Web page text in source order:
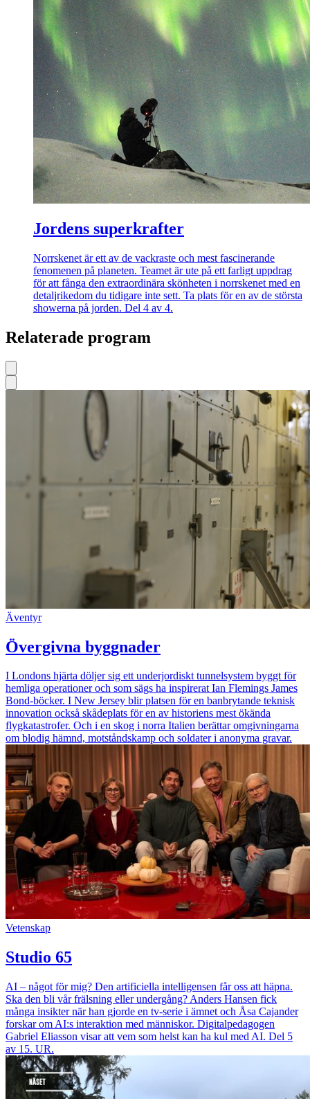
Jordens superkrafter
Norrskenet är ett av de vackraste och mest fascinerande
fenomenen på planeten. Teamet är ute på ett farligt uppdrag
för att fånga den extraordinära skönheten i norrskenet med en
detaljrikedom du tidigare inte sett. Ta plats för en av de största
showerna på jorden. Del 4 av 4.
Relaterade program
Äventyr
Övergivna byggnader
I Londons hjärta döljer sig ett underjordiskt tunnelsystem byggt för
hemliga operationer och som sägs ha inspirerat Ian Flemings James
Bond-böcker. I New Jersey blir platsen för en banbrytande teknisk
innovation också skådeplats för en av historiens mest ökända
flygkatastrofer. Och i en skog i norra Italien berättar omgivningarna
om blodig hämnd, motståndskamp och soldater i anonyma gravar.
Vetenskap
Studio 65
AI – något för mig? Den artificiella intelligensen får oss att häpna.
Ska den bli vår frälsning eller undergång? Anders Hansen fick
många insikter när han gjorde en tv-serie i ämnet och Åsa Cajander
forskar om AI:s interaktion med människor. Digitalpedagogen
Gabriel Eliasson visar att vem som helst kan ha kul med AI. Del 5
av 15. UR.